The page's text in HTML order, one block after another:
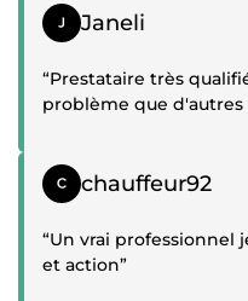
Positive review
Janeli
“Prestataire très
problème que d'autres
Positive review
chauffeur92
“Un vrai professionnel
et action”